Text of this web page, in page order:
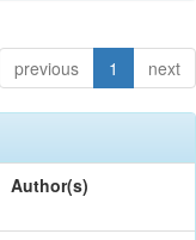
previous 1 next
Author(s)